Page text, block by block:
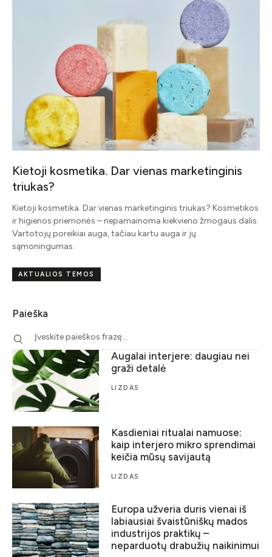
Kietoji kosmetika. Dar vienas marketinginis
triukas?
Kietoji kosmetika. Dar vienas marketinginis triukas? Kosmetikos
ir higienos priemonės – nepamainoma kiekvieno žmogaus dalis.
Vartotojų poreikiai auga, tačiau kartu auga ir jų
sąmoningumas.
AKTUALIOS TEMOS
Paieška
Augalai interjere: daugiau nei
graži detalė
LIZDAS
Kasdieniai ritualai namuose:
kaip interjero mikro sprendimai
keičia mūsų savijautą
LIZDAS
Europa užveria duris vienai iš
labiausiai švaistūniškų mados
industrijos praktikų –
neparduotų drabužių naikinimui